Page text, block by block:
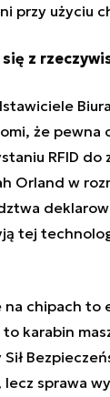
przy użyciu
z
że pewna
RFID
Orland w
tej
na chipach to
karabin
Sił
sprawa